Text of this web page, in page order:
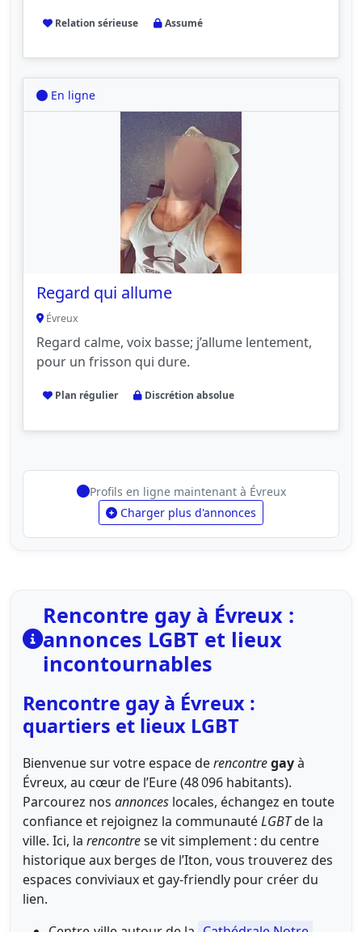
Relation sérieuse Assumé
En ligne
Regard qui allume
Évreux
Regard calme, voix basse; j’allume lentement,
pour un frisson qui dure.
Plan régulier Discrétion absolue
Profils en ligne maintenant à Évreux
Charger plus d'annonces
Rencontre gay à Évreux :
annonces LGBT et lieux
incontournables
Rencontre gay à Évreux :
quartiers et lieux LGBT
Bienvenue sur votre espace derencontregayà
Évreux, au cœur de l’Eure (48 096 habitants).
Parcourez nos annonces locales, échangez en toute
confiance et rejoignez la communautéLGBTde la
ville. Ici, la rencontrese vit simplement : du centre
historique aux berges de l’Iton, vous trouverez des
espaces conviviaux et gay-friendly pour créer du
lien.